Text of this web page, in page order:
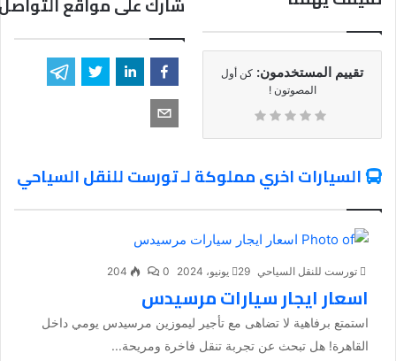
تقييم المستخدمون: كن أول
المصوتون !
السيارات اخري مملوكة لـ تورست للنقل السياحي
تورست للنقل السياحي 29 يونيو، 2024 0
204
اسعار ايجار سيارات مرسيدس
استمتع برفاهية لا تضاهى مع تأجير ليموزين مرسيدس يومي داخل
القاهرة! هل تبحث عن تجربة تنقل فاخرة ومريحة...